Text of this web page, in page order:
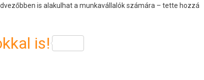
is alakulhat a munkavállalók számára – tette hozzá
is!